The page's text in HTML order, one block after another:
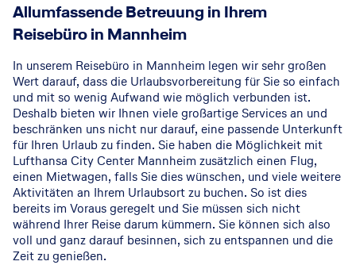
Allumfassende Betreuung in Ihrem
Reisebüro in Mannheim
In unserem Reisebüro in Mannheim legen wir sehr großen
Wert darauf, dass die Urlaubsvorbereitung für Sie so einfach
und mit so wenig Aufwand wie möglich verbunden ist.
Deshalb bieten wir Ihnen viele großartige Services an und
beschränken uns nicht nur darauf, eine passende Unterkunft
für Ihren Urlaub zu finden. Sie haben die Möglichkeit mit
Lufthansa City Center Mannheim zusätzlich einen Flug,
einen Mietwagen, falls Sie dies wünschen, und viele weitere
Aktivitäten an Ihrem Urlaubsort zu buchen. So ist dies
bereits im Voraus geregelt und Sie müssen sich nicht
während Ihrer Reise darum kümmern. Sie können sich also
voll und ganz darauf besinnen, sich zu entspannen und die
Zeit zu genießen.